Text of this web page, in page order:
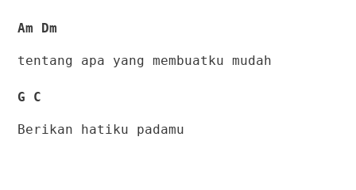
Am Dm
tentang apa yang membuatku mudah
G C
Berikan hatiku padamu